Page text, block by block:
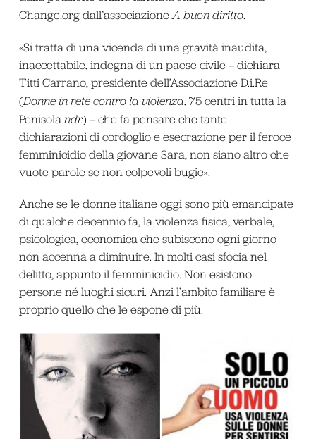
Change.org dall’associazioneA buon diritto.
«Si tratta di una vicenda di una gravità inaudita,
inaccettabile, indegna di un paese civile – dichiara
Titti Carrano, presidente dell’Associazione D.i.Re
(Donne in rete contro la violenza, 75 centri in tutta la
Penisola ndr) – che fa pensare che tante
dichiarazioni di cordoglio e esecrazione per il feroce
femminicidio della giovane Sara, non siano altro che
vuote parole se non colpevoli bugie».
Anche se le donne italiane oggi sono più emancipate
di qualche decennio fa, la violenza fisica, verbale,
psicologica, economica che subiscono ogni giorno
non accenna a diminuire. In molti casi sfocia nel
delitto, appunto il femminicidio. Non esistono
persone né luoghi sicuri. Anzi l’ambito familiare è
proprio quello che le espone di più.